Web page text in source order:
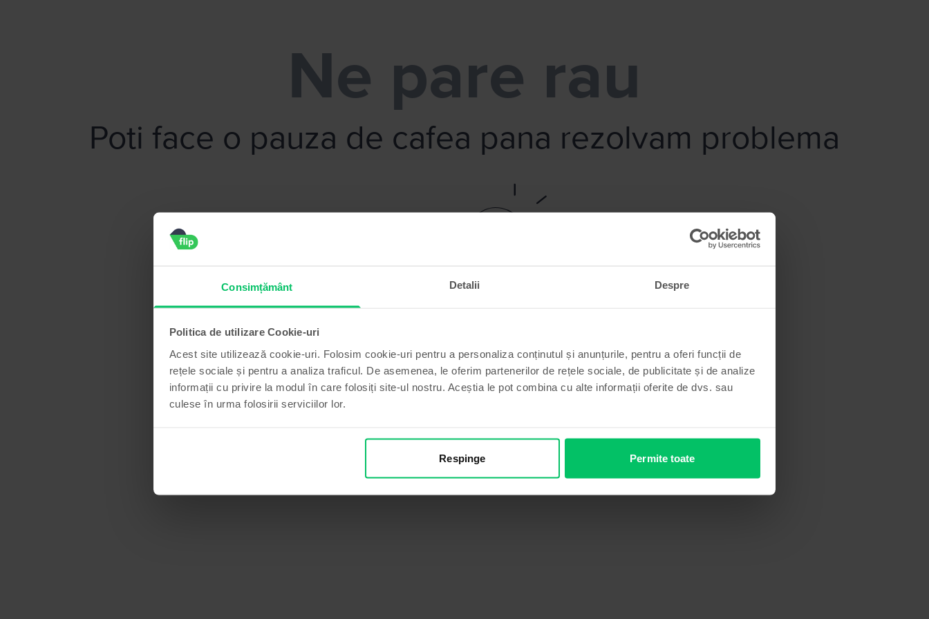
Consimțământ Detalii Despre
Politica de utilizare Cookie-uri
Acest site utilizează cookie-uri. Folosim cookie-uri pentru a personaliza conținutul și anunțurile, pentru a oferi funcții de
rețele sociale și pentru a analiza traficul. De asemenea, le oferim partenerilor de rețele sociale, de publicitate și de analize
informații cu privire la modul în care folosiți site-ul nostru. Aceștia le pot combina cu alte informații oferite de dvs. sau
culese în urma folosirii serviciilor lor.
Respinge Permite toate
Ne pare rau
Poti face o pauza de cafea pana rezolvam problema